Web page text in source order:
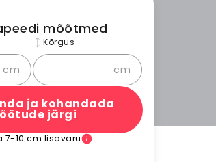
mõõtmed
cm
Kõrgus
cm
ja kohandada
järgi
7-10 cm lisavaru